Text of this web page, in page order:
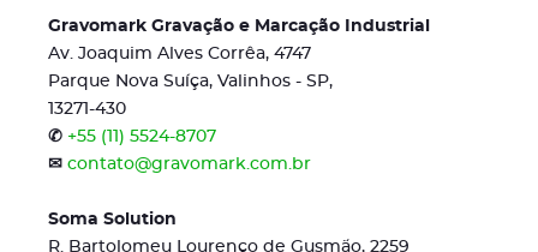
Gravomark Gravação e Marcação Industrial
Av. Joaquim Alves Corrêa, 4747
Parque Nova Suíça, Valinhos - SP,
13271-430
✆ +55 (11) 5524-8707
✉ contato@gravomark.com.br
Soma Solution
R. Bartolomeu Lourenço de Gusmão, 2259